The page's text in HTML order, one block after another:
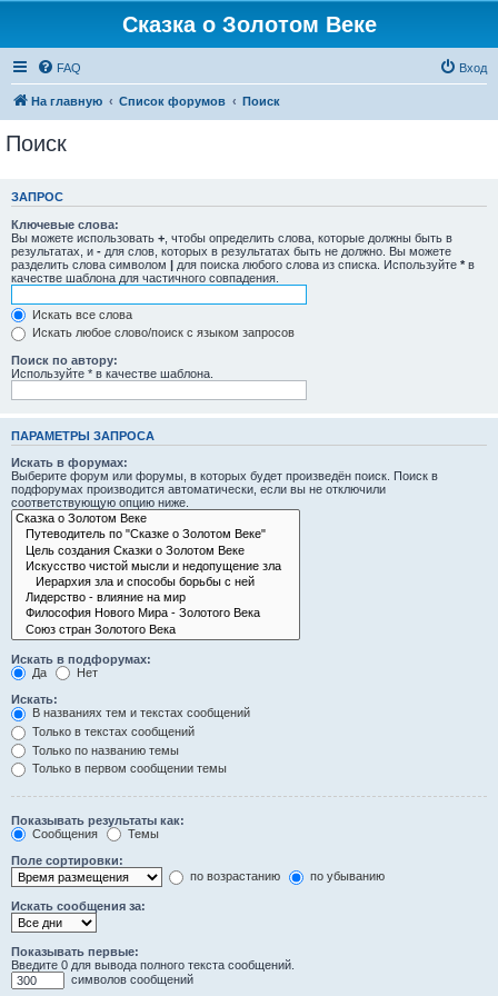
Сказка о Золотом Веке
FAQ Вход
На главную Список форумов Поиск
Поиск
ЗАПРОС
Ключевые слова:
Вы можете использовать + , чтобы определить слова, которые должны быть в
результатах, и - для слов, которых в результатах быть не должно. Вы можете
разделить слова символом | для поиска любого слова из списка. Используйте * в
качестве шаблона для частичного совпадения.
Искать все слова
Искать любое слово/поиск с языком запросов
Поиск по автору:
Используйте * в качестве шаблона.
ПАРАМЕТРЫ ЗАПРОСА
Искать в форумах:
Выберите форум или форумы, в которых будет произведён поиск. Поиск в
подфорумах производится автоматически, если вы не отключили
соответствующую опцию ниже.
Искать в подфорумах:
Да
Нет
Искать:
В названиях тем и текстах сообщений
Только в текстах сообщений
Только по названию темы
Только в первом сообщении темы
Показывать результаты как:
Сообщения
Темы
Поле сортировки:
по возрастанию
по убыванию
Искать сообщения за:
Показывать первые:
Введите 0 для вывода полного текста сообщений.
символов сообщений